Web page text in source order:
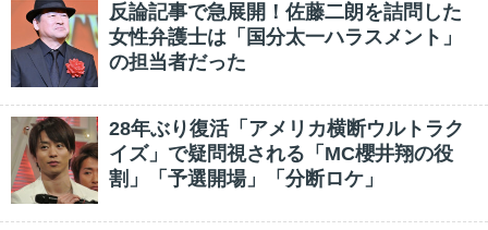
反論記事で急展開！佐藤二朗を詰問した
女性弁護士は「国分太一ハラスメント」
の担当者だった
28年ぶり復活「アメリカ横断ウルトラク
イズ」で疑問視される「MC櫻井翔の役
割」「予選開場」「分断ロケ」